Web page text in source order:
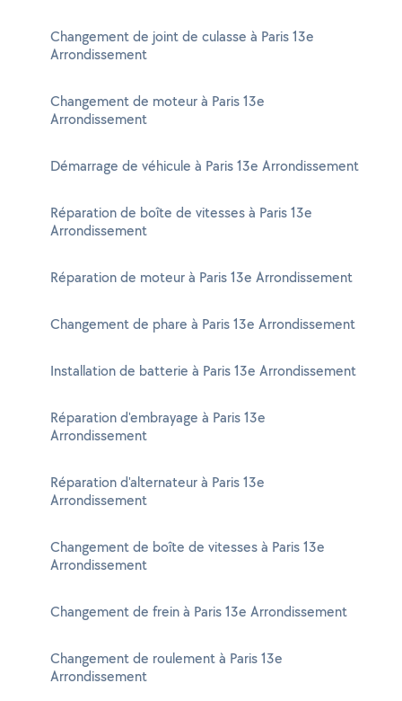
Changement de joint de culasse à Paris 13e
Arrondissement
Changement de moteur à Paris 13e
Arrondissement
Démarrage de véhicule à Paris 13e Arrondissement
Réparation de boîte de vitesses à Paris 13e
Arrondissement
Réparation de moteur à Paris 13e Arrondissement
Changement de phare à Paris 13e Arrondissement
Installation de batterie à Paris 13e Arrondissement
Réparation d'embrayage à Paris 13e
Arrondissement
Réparation d'alternateur à Paris 13e
Arrondissement
Changement de boîte de vitesses à Paris 13e
Arrondissement
Changement de frein à Paris 13e Arrondissement
Changement de roulement à Paris 13e
Arrondissement